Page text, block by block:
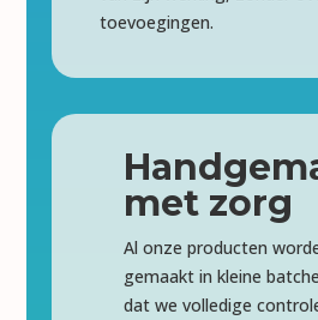
toevoegingen.
met zorg
Al onze producten
gemaakt in kleine
dat we volledige